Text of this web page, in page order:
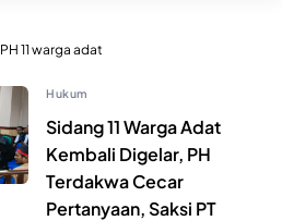
PH 11 warga adat
Hukum
Sidang 11 Warga Adat
Kembali Digelar, PH
Terdakwa Cecar
Pertanyaan, Saksi PT